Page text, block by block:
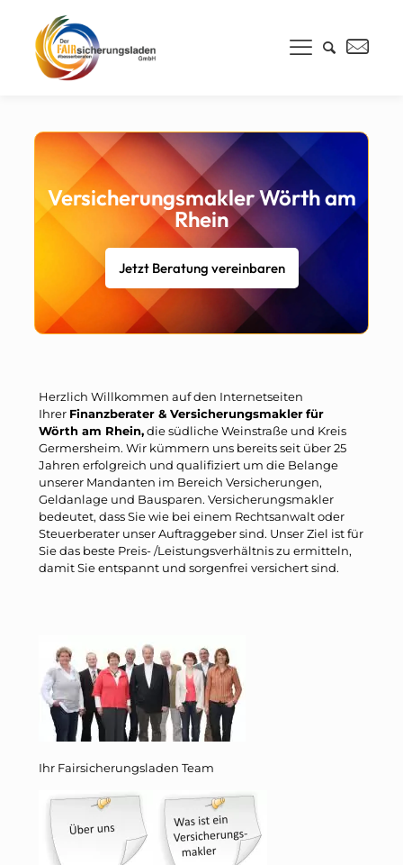
Versicherungsmakler Wörth am
Rhein
Jetzt Beratung vereinbaren
Herzlich Willkommen auf den Internetseiten
Ihrer Finanzberater & Versicherungsmaklerfür
Wörth am Rhein,die südliche Weinstraße und Kreis
Germersheim. Wir kümmern uns bereits seit über 25
Jahren erfolgreich und qualifiziert um die Belange
unserer Mandanten im Bereich Versicherungen,
Geldanlage und Bausparen. Versicherungsmakler
bedeutet, dass Sie wie bei einem Rechtsanwalt oder
Steuerberater unser Auftraggeber sind. Unser Ziel ist für
Sie das beste Preis- /Leistungsverhältnis zu ermitteln,
damit Sie entspannt und sorgenfrei versichert sind.
Ihr Fairsicherungsladen Team